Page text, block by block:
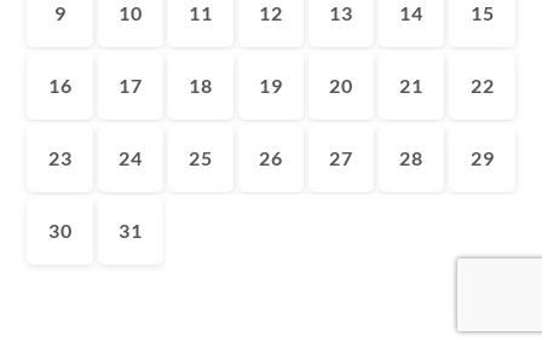
9 10 11 12 13 14 15
16 17 18 19 20 21 22
23 24 25 26 27 28 29
30 31